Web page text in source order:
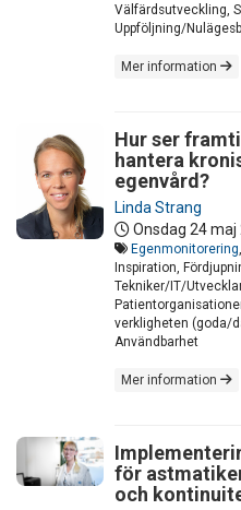
Välfärdsutveckling,
Uppföljning/
Mer information
Hur ser
hantera
egenvård?
Linda Strang
Onsdag 24 maj
Egenmonitorering
Inspiration,
Tekniker/IT/
verkligheten (goda/
Användbarhet
Mer information
för
och